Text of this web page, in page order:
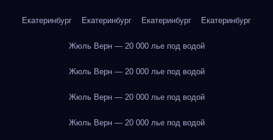
Екатеринбург Екатеринбург Екатеринбург Екатеринбург
Жюль Верн — 20 000 лье под водой
Жюль Верн — 20 000 лье под водой
Жюль Верн — 20 000 лье под водой
Жюль Верн — 20 000 лье под водой